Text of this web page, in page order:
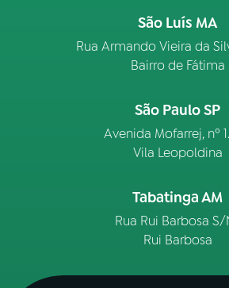
São Luís MA
Rua Armando Vieira da
Bairro de Fátima
São Paulo SP
Avenida Mofarrej, nº
Vila Leopoldina
Tabatinga AM
Rua Rui Barbosa S/
Rui Barbosa